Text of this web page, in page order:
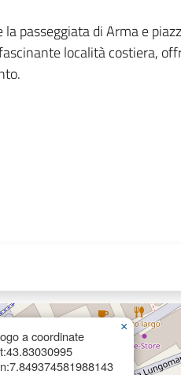
passeggiata di Arma e
località costiera,
a coordinate
×